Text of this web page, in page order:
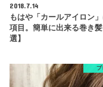
2018.7.14
もはや「カールアイロン
項目。簡単に出来る巻き髪
選】
ブ